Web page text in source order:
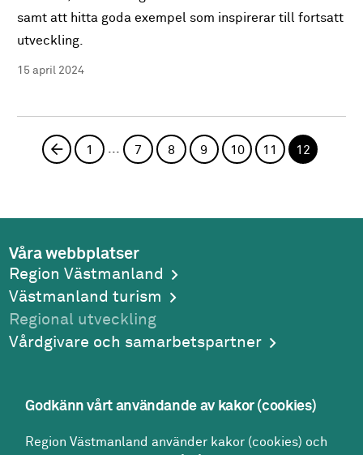
samt att hitta goda exempel som inspirerar till fortsatt
utveckling.
15 april 2024
Föregående sida
1 ... 7 8 9 10 11 12
Våra webbplatser
Region Västmanland
Västmanland turism
Regional utveckling
Vårdgivare och samarbetspartner
Region Västmanland
Godkänn vårt användande av kakor (cookies)
Region Västmanland använder kakor (cookies) och